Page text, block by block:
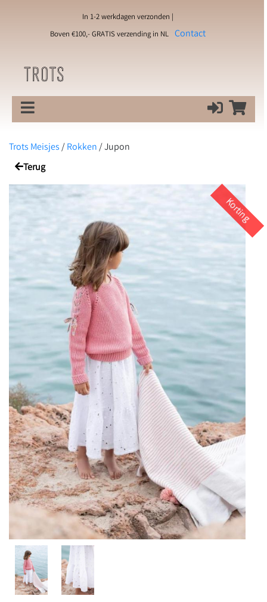
In 1-2 werkdagen verzonden |
Boven €100,- GRATIS verzending in NL Contact
Trots Meisjes/Rokken/Jupon
Terug
Korting